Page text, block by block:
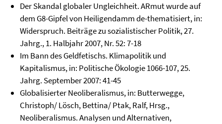
Der Skandal globaler Ungleichheit. ARmut wurde auf
dem G8-Gipfel von Heiligendamm de-thematisiert, in:
Widerspruch. Beiträge zu sozialistischer Politik, 27.
Jahrg., 1. Halbjahr 2007, Nr. 52: 7-18
Im Bann des Geldfetischs. Klimapolitik und
Kapitalismus, in: Politische Ökologie 1066-107, 25.
Jahrg. September 2007: 41-45
Globalisierter Neoliberalismus, in: Butterwegge,
Christoph/ Lösch, Bettina/ Ptak, Ralf, Hrsg.,
Neoliberalismus. Analysen und Alternativen,